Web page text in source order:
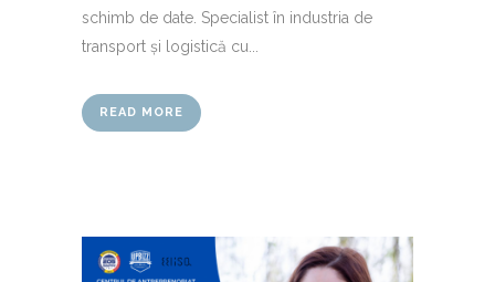
schimb de date. Specialist în industria de
transport și logistică cu...
READ MORE